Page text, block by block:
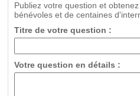
Publiez votre question et
bénévoles et de centaines
Titre de votre question :
Votre question en détails :